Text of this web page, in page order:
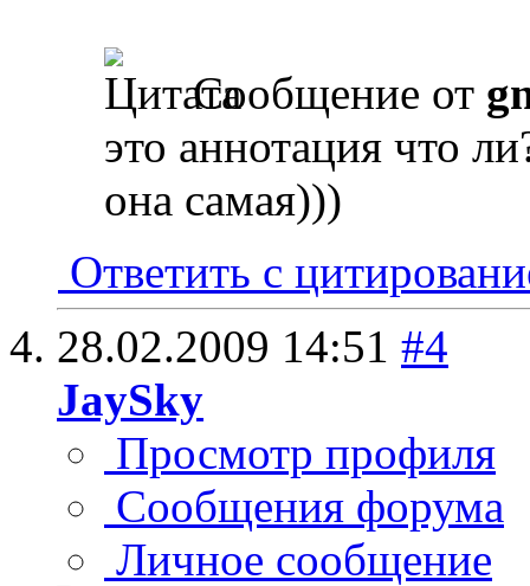
Сообщение от
это аннотация что
она самая)))
Ответить с
28.02.2009 14:51 #4
JaySky
Просмотр профиля
Сообщения форума
Личное сообщение